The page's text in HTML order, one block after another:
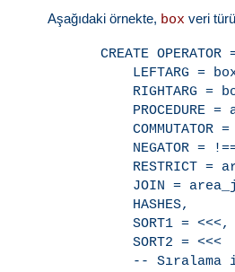
Aşağıdaki örnekte, box veri
CREATE
LEFTARG =
RIGHTARG =
PROCEDURE =
COMMUTATOR =
NEGATOR =
RESTRICT =
JOIN =
    HASHES,
    SORT1 = <<<,
    SORT2 = <<<
-- Sıralama